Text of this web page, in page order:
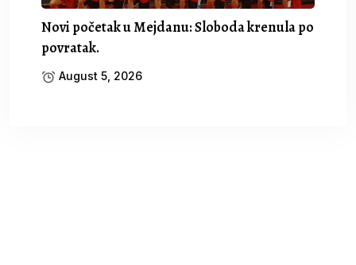
Novi početak u Mejdanu: Sloboda krenula po
povratak.
August 5, 2026